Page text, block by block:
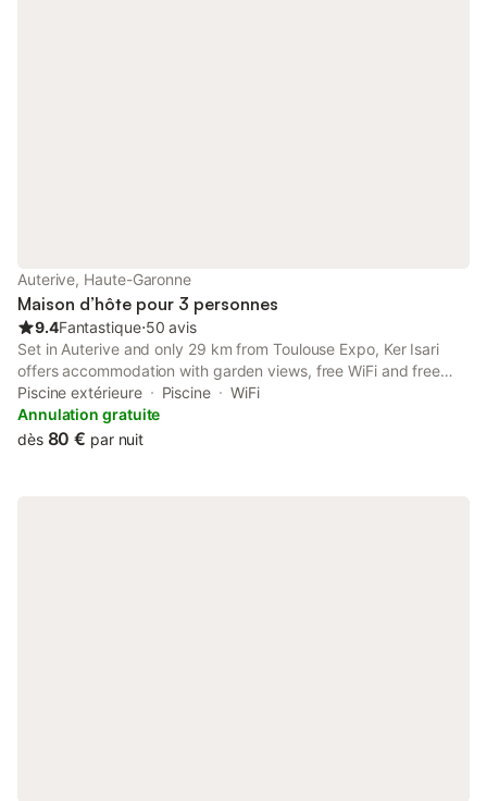
Auterive, Haute-Garonne
Maison d’hôte pour 3 personnes
9.4Fantastique⋅50 avis
Set in Auterive and only 29 km from Toulouse Expo, Ker Isari
offers accommodation with garden views, free WiFi and free
private parking.
Piscine extérieure Piscine
WiFi
Annulation gratuite
dès 80 € par nuit